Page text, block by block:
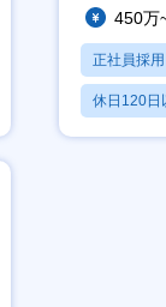
450万
正社員採用
休日120日
賞与あり